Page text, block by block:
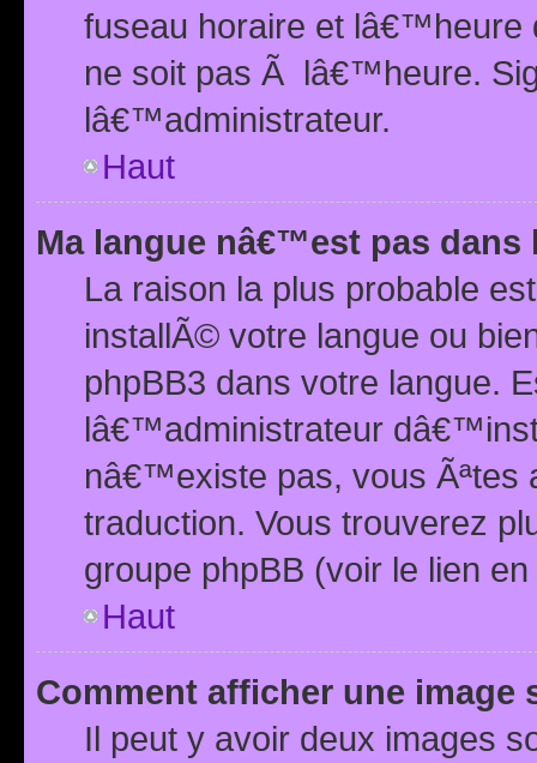
fuseau horaire et
ne soit pas Ã lâ€™heure.
lâ€™administrateur.
Haut
Ma langue nâ€™est pas dans
La raison la plus probable
installÃ© votre langue ou
phpBB3 dans votre langue.
lâ€™administrateur
nâ€™existe pas, vous Ãªtes
traduction. Vous trouverez
groupe phpBB (voir le lien
Haut
Comment afficher une image
Il peut y avoir deux images